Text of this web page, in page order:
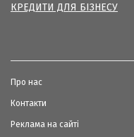
КРЕДИТИ ДЛЯ БІЗНЕСУ
Про нас
Контакти
Реклама на сайті